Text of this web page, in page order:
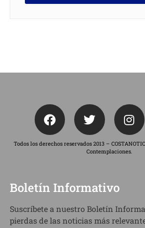
Todos los derechos reservados 2013 –
Contemplaciones.
Boletín Informativo
Suscríbete a nuestro Boletín
pierdas de las noticias más